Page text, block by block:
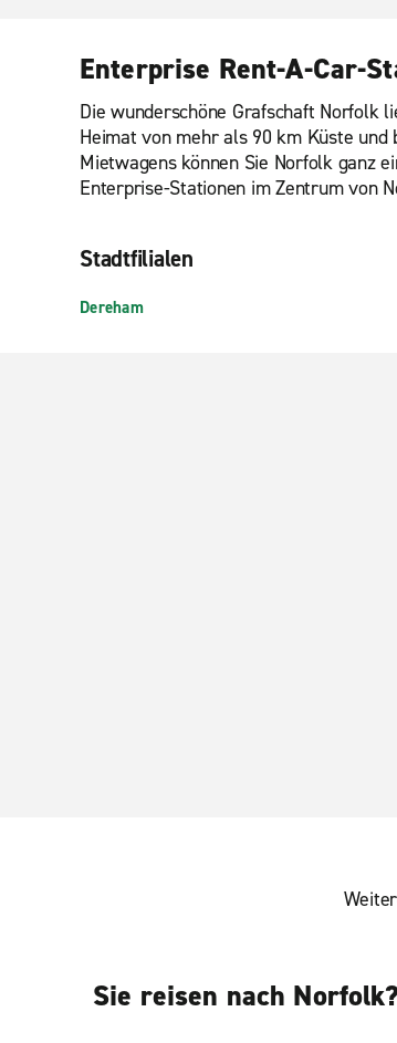
Enterprise Rent-A-Car-
Die wunderschöne Grafschaft Norfolk
Heimat von mehr als 90 km Küste
Mietwagens können Sie Norfolk ganz
Enterprise-Stationen im Zentrum von
Stadtfilialen
Dereham
Sie reisen nach